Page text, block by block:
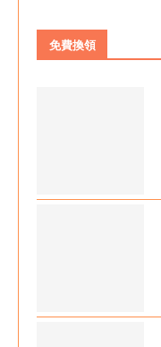
免費換領